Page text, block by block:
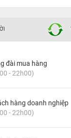
đài mua hàng
- 22h00)
hàng doanh nghiệp
- 22h00)